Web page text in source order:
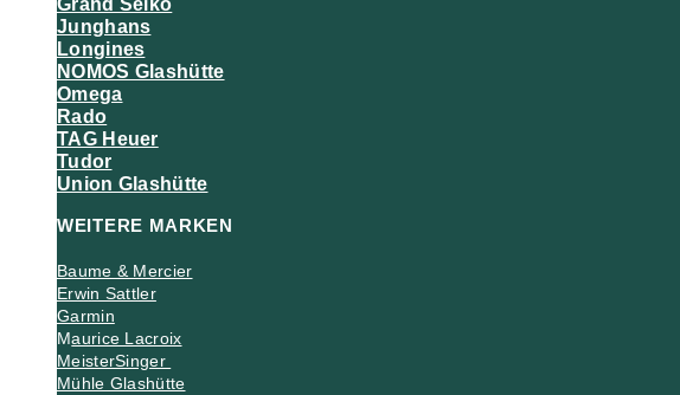
Grand Seiko
Junghans
Longines
NOMOS Glashütte
Omega
Rado
TAG Heuer
Tudor
Union Glashütte
WEITERE MARKEN
Baume & Mercier
Erwin Sattler
Garmin
Maurice Lacroix
MeisterSinger
Mühle Glashütte